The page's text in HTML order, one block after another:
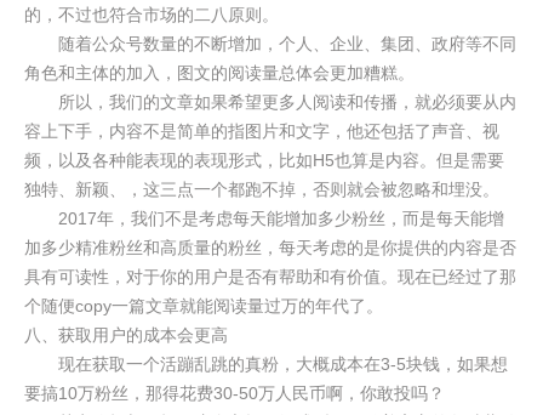
的，不过也符合市场的二八原则。
随着公众号数量的不断增加，个人、企业、集团、政府等不同
角色和主体的加入，图文的阅读量总体会更加糟糕。
所以，我们的文章如果希望更多人阅读和传播，就必须要从内
容上下手，内容不是简单的指图片和文字，他还包括了声音、视
频，以及各种能表现的表现形式，比如H5也算是内容。但是需要
独特、新颖、，这三点一个都跑不掉，否则就会被忽略和埋没。
2017年，我们不是考虑每天能增加多少粉丝，而是每天能增
加多少精准粉丝和高质量的粉丝，每天考虑的是你提供的内容是否
具有可读性，对于你的用户是否有帮助和有价值。现在已经过了那
个随便copy一篇文章就能阅读量过万的年代了。
八、获取用户的成本会更高
现在获取一个活蹦乱跳的真粉，大概成本在3-5块钱，如果想
要搞10万粉丝，那得花费30-50万人民币啊，你敢投吗？